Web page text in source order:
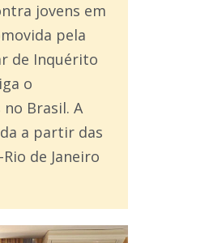
jovens em
pela
de Inquérito
o
Brasil. A
a partir das
de Janeiro